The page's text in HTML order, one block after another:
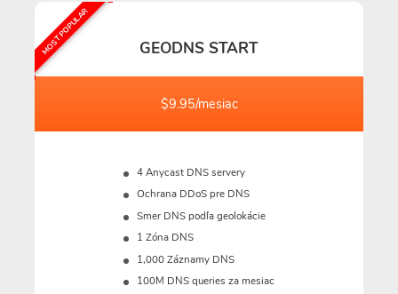
MOST POPULAR GEODNS START
$9.95/mesiac
4 Anycast DNS servery
Ochrana DDoS pre DNS
Smer DNS podľa geolokácie
1 Zóna DNS
1,000 Záznamy DNS
100M DNS queries za mesiac